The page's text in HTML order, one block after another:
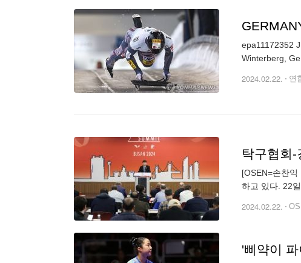
epa11172352
2024.02.22. 연
[OSEN=손찬
하고 있다. 22
2024.02.22.
'삐약이